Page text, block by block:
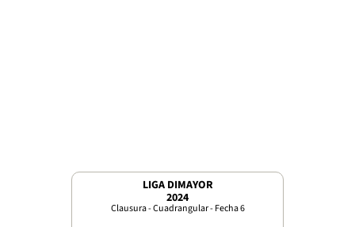
LIGA DIMAYOR
2024
Clausura - Cuadrangular - Fecha 6